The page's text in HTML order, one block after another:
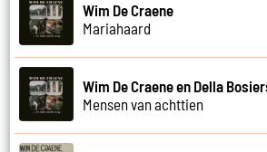
Wim De Craene
Mariahaard
Wim De Craene en Della
Mensen van achttien